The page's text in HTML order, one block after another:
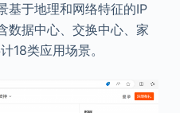
基于地理和网络特征的IP
数据中心、交换中心、家
18类应用场景。